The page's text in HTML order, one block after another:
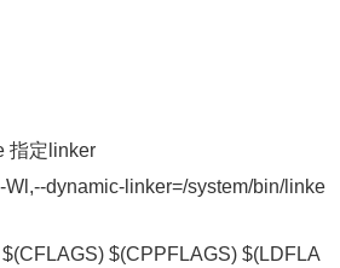
linux-gcc
指定linker
Wl,--dynamic-linker=/system/bin/linke
$(CPPFLAGS) $(LDFLA